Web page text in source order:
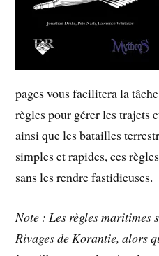
pages vous facilitera la
règles pour gérer les trajets
ainsi que les batailles
simples et rapides, ces
sans les rendre fastidieuses.
Note : Les règles maritimes
Rivages de Korantie, alors